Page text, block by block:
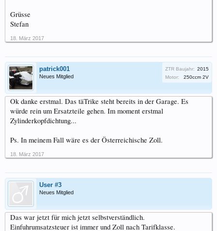
Grüsse
Stefan
18. März 2017
patrick001
Neues Mitglied
ZTR Baujahr: 2015
Motor:
250ccm 2V
Ok danke erstmal. Das täTrike steht bereits in der Garage. Es
würde rein um Ersatzteile gehen. Im moment erstmal
Zylinderkopfdichtung...
Ps. In meinem Fall wäre es der Österreichische Zoll.
18. März 2017
User #3
Neues Mitglied
Das war jetzt für mich jetzt selbstverständlich.
Einfuhrumsatzsteuer ist immer und Zoll nach Tarifklasse.